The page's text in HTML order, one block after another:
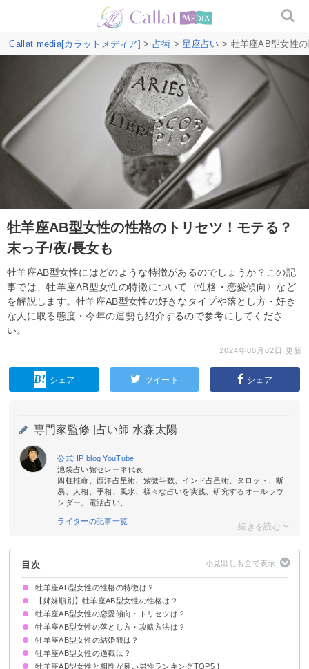
Callat media[カラットメディア] > 占術 >星座占い > 牡羊座AB型女性
牡羊座AB型女性の性格のトリセツ！モテる？
末っ子/夜/長女も
牡羊座AB型女性にはどのような特徴があるのでしょうか？この記
事では、牡羊座AB型女性の特徴について〈性格・恋愛傾向〉など
を解説します。牡羊座AB型女性の好きなタイプや落とし方・好き
な人に取る態度・今年の運勢も紹介するので参考にしてくださ
い。
2024年08月02日 更新
シェア ツイート シェア
専門家監修 | 占い師 水森太陽
公式HP blogYouTube
池袋占い館セレーネ代表
四柱推命、西洋占星術、紫微斗数、インド占星術、タロット、断
易、人相、手相、風水、様々な占いを実践、研究するオールラウ
ンダー。電話占い、...
ライターの記事一覧
目次
牡羊座AB型女性の性格の特徴は？
①知的でクール
②内面は非常に情熱的
③怖いもの知らず
④上昇志向が強い
⑤平凡を嫌う
【姉妹順別】牡羊座AB型女性の性格は？
長女の牡羊座AB型女性の性格
次女の牡羊座AB型女性の性格
末っ子の牡羊座AB型女性の性格
牡羊座AB型女性の恋愛傾向・トリセツは？
男性を翻弄するのでモテる
喜怒哀楽が激しい
恋愛を通して成長する
牡羊座AB型女性の落とし方・攻略方法は？
好きな男性のタイプ
好きな人・本気で脈がある人に取る態度
おすすめのアプローチ方法
復縁するためのポイント
牡羊座AB型女性の結婚観は？
牡羊座AB型女性の適職は？
牡羊座AB型女性と相性が良い男性ランキングTOP5！